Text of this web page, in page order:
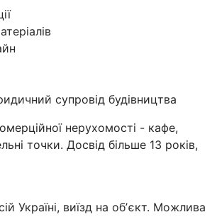
супровід будівництва
нерухомості - кафе,
точки. Досвід більше 13 років,
виїзд на обʼєкт. Можлива